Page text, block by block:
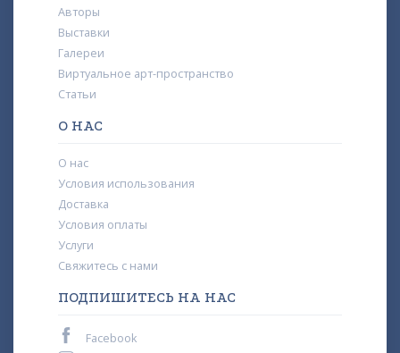
Авторы
Выставки
Галереи
Виртуальное арт-пространство
Статьи
О НАС
О нас
Условия использования
Доставка
Условия оплаты
Услуги
Свяжитесь с нами
ПОДПИШИТЕСЬ НА НАС
Facebook